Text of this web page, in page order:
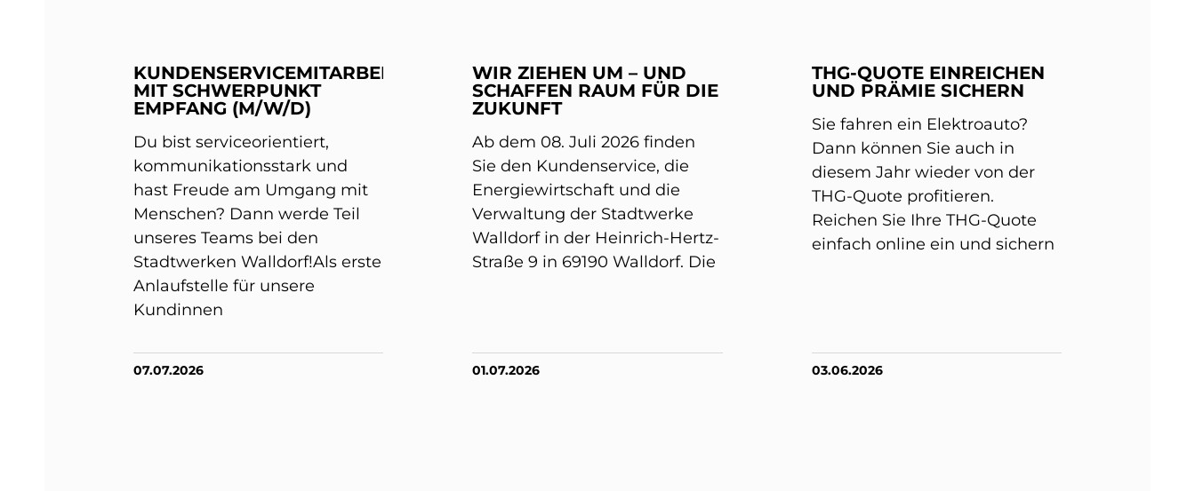
KUNDENSERVICEMITARBEITER
MIT SCHWERPUNKT
EMPFANG (M/W/D)
Du bist serviceorientiert,
kommunikationsstark und
hast Freude am Umgang mit
Menschen? Dann werde Teil
unseres Teams bei den
Stadtwerken Walldorf!Als erste
Anlaufstelle für unsere
Kundinnen
07.07.2026
WIR ZIEHEN UM – UND
SCHAFFEN RAUM FÜR DIE
ZUKUNFT
Ab dem 08. Juli 2026 finden
Sie den Kundenservice, die
Energiewirtschaft und die
Verwaltung der Stadtwerke
Walldorf in der Heinrich-Hertz-
Straße 9 in 69190 Walldorf. Die
01.07.2026
THG-QUOTE EINREICHEN
UND PRÄMIE SICHERN
Sie fahren ein Elektroauto?
Dann können Sie auch in
diesem Jahr wieder von der
THG-Quote profitieren.
Reichen Sie Ihre THG-Quote
einfach online ein und sichern
03.06.2026